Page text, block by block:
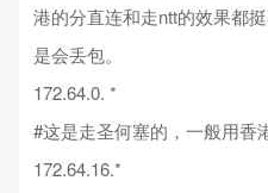
港的分直连和走ntt的效果都
是会丢包。
172.64.0. *
#这是走圣何塞的，一般用香
172.64.16.*